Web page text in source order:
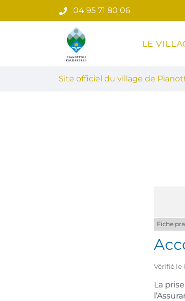
au
04 95 71 80 06
Site officiel du village
LE
Site officiel du village de
Fiche
Vérifié le
La